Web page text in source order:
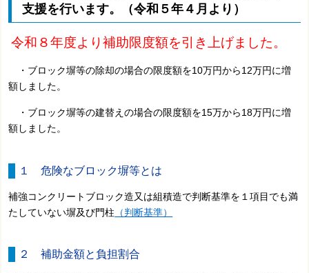
支援を行います。（令和５年４月より）
令和８年度より補助限度額を引き上げました。
・ブロック塀等の除却の場合の限度額を10万円から12万円に増
額しました。
・ブロック塀等の建替えの場合の限度額を15万から18万円に増
額しました。
１ 危険なブロック塀等とは
補強コンクリートブロック造又は組積造で判断基準を１項目でも満
たしていない塀及び門柱 （判断基準）
２ 補助金額と負担割合